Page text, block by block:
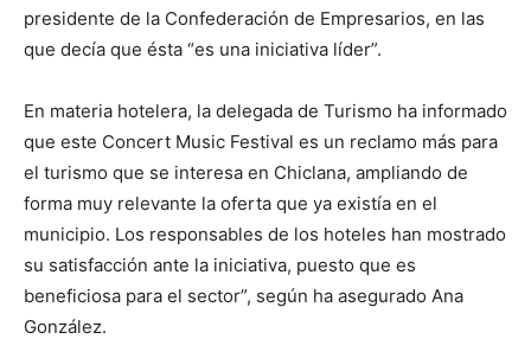
presidente de la Confederación de Empresarios, en las
que decía que ésta “es una iniciativa líder”.
En materia hotelera, la delegada de Turismo ha informado
que este Concert Music Festival es un reclamo más para
el turismo que se interesa en Chiclana, ampliando de
forma muy relevante la oferta que ya existía en el
municipio. Los responsables de los hoteles han mostrado
su satisfacción ante la iniciativa, puesto que es
beneficiosa para el sector”, según ha asegurado Ana
González.